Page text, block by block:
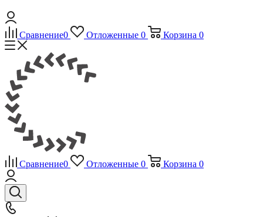
Сравнение0 Отложенные 0 Корзина 0
Сравнение0 Отложенные 0 Корзина 0